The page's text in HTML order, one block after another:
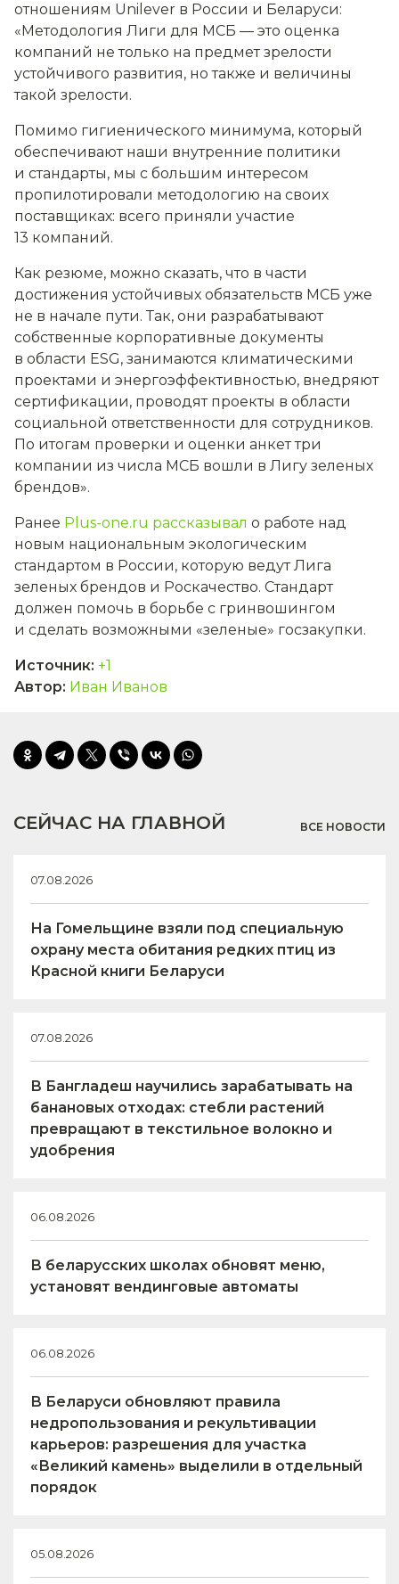
отношениям Unilever в России и Беларуси:
«Методология Лиги для МСБ — это оценка
компаний не только на предмет зрелости
устойчивого развития, но также и величины
такой зрелости.
Помимо гигиенического минимума, который
обеспечивают наши внутренние политики
и стандарты, мы с большим интересом
пропилотировали методологию на своих
поставщиках: всего приняли участие
13 компаний.
Как резюме, можно сказать, что в части
достижения устойчивых обязательств МСБ уже
не в начале пути. Так, они разрабатывают
собственные корпоративные документы
в области ESG, занимаются климатическими
проектами и энергоэффективностью, внедряют
сертификации, проводят проекты в области
социальной ответственности для сотрудников.
По итогам проверки и оценки анкет три
компании из числа МСБ вошли в Лигу зеленых
брендов».
Ранее Plus-one.ru рассказывал о работе над
новым национальным экологическим
стандартом в России, которую ведут Лига
зеленых брендов и Роскачество. Стандарт
должен помочь в борьбе с гринвошингом
и сделать возможными «зеленые» госзакупки.
Источник: +1
Автор: Иван Иванов
СЕЙЧАС НА ГЛАВНОЙ ВСЕ НОВОСТИ
07.08.2026
На Гомельщине взяли под специальную
охрану места обитания редких птиц из
Красной книги Беларуси
07.08.2026
В Бангладеш научились зарабатывать на
банановых отходах: стебли растений
превращают в текстильное волокно и
удобрения
06.08.2026
В беларусских школах обновят меню,
установят вендинговые автоматы
06.08.2026
В Беларуси обновляют правила
недропользования и рекультивации
карьеров: разрешения для участка
«Великий камень» выделили в отдельный
порядок
05.08.2026